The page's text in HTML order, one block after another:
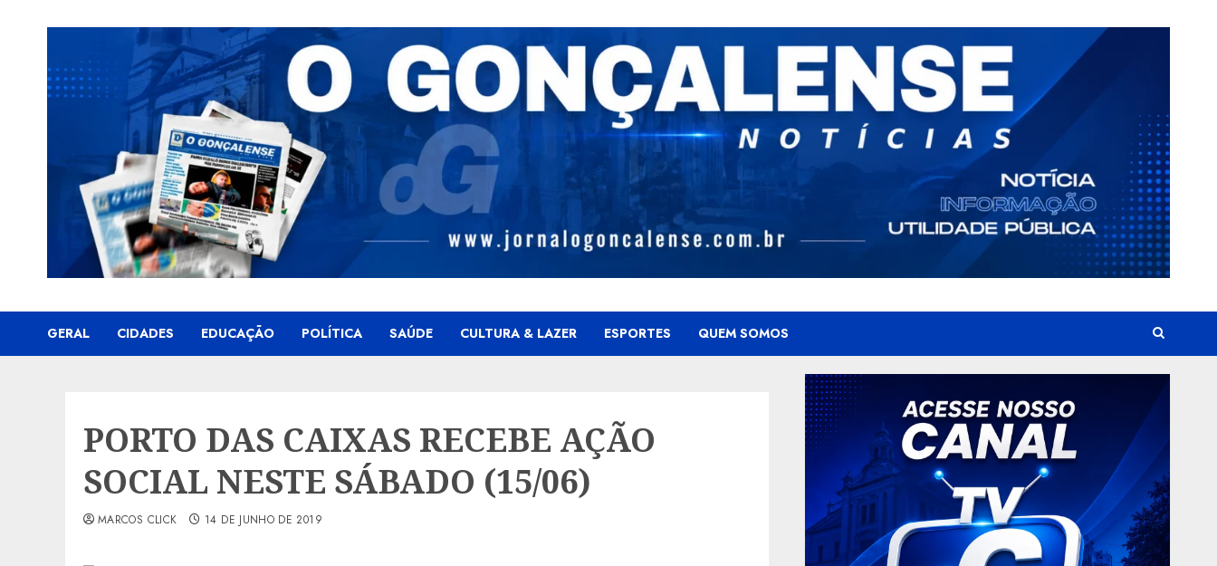
GERAL CIDADES EDUCAÇÃO POLÍTICA SAÚDE CULTURA & LAZER ESPORTES QUEM SOMOS
PORTO DAS CAIXAS RECEBE AÇÃO
SOCIAL NESTE SÁBADO (15/06)
MARCOS CLICK 14 DE JUNHO DE 2019